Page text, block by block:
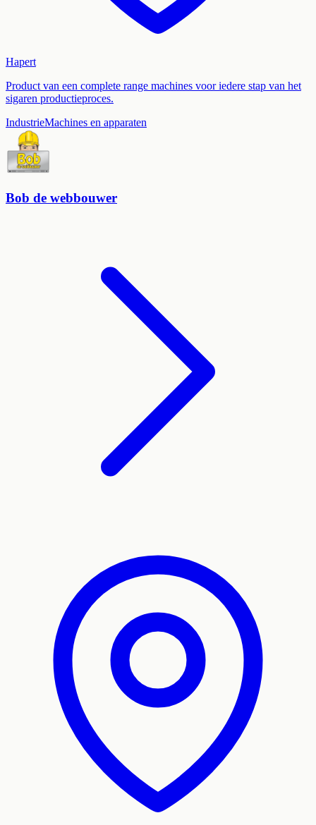
Hapert
Product van een complete range machines voor iedere stap van het
sigaren productieproces.
IndustrieMachines en apparaten
Bob de webbouwer